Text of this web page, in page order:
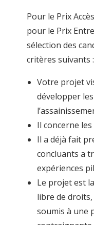
Pour le Prix
pour le Prix
sélection des
critères suivants :
Votre projet
développer les
Il concerne
Il a déjà fait
concluants a
expériences
Le projet est
libre de
soumis à une